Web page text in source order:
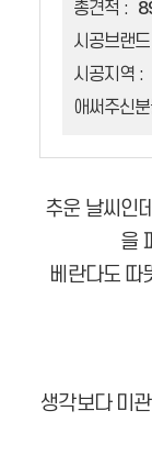
총견적 :
시공브랜
시공지역 :
애써주신
추운 날씨인
을
베란다도 따
생각보다 미